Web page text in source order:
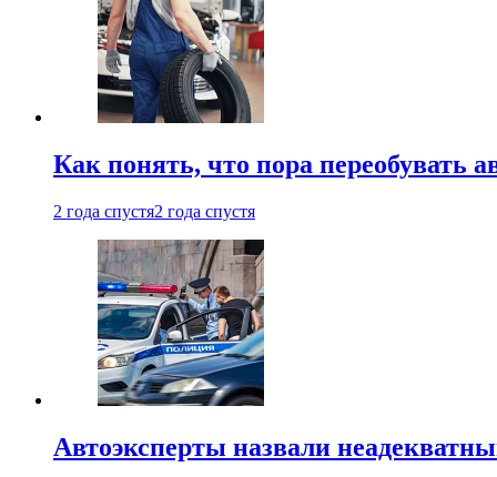
Как понять, что пора переобувать
2 года спустя2 года спустя
Автоэксперты назвали